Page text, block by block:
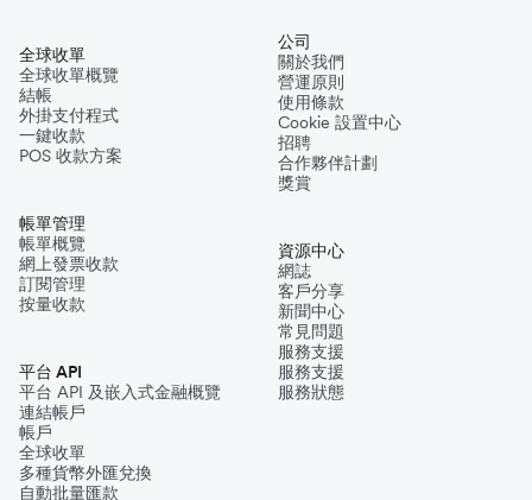
全球收單
全球收單概覽
結帳
外掛支付程式
一鍵收款
POS 收款方案
帳單管理
帳單概覽
網上發票收款
訂閱管理
按量收款
平台 API
平台 API 及嵌入式金融概覽
連結帳戶
帳戶
全球收單
多種貨幣外匯兌換
自動批量匯款
公司
關於我們
營運原則
使用條款
Cookie 設置中心
招聘
合作夥伴計劃
獎賞
資源中心
網誌
客戶分享
新聞中心
常見問題
服務支援
服務支援
服務狀態